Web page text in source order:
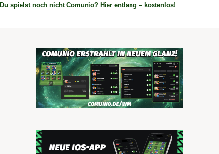
Du spielst noch nicht Comunio? Hier entlang – kostenlos!